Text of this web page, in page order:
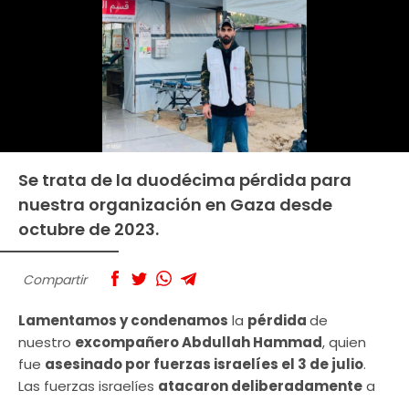
Se trata de la duodécima pérdida para
nuestra organización en Gaza desde
octubre de 2023.
Compartir
Lamentamos y condenamos la pérdidade
nuestro excompañero Abdullah Hammad, quien
fue asesinado por fuerzas israelíes el 3 de julio.
Las fuerzas israelíes atacaron deliberadamentea